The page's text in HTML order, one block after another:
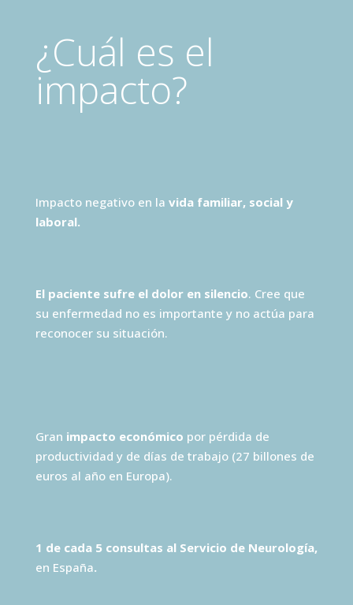
¿Cuál es el
impacto?
Impacto negativo en la vida familiar, social y
laboral.
El paciente sufre el dolor en silencio. Cree que
su enfermedad no es importante y no actúa para
reconocer su situación.
Gran impacto económico por pérdida de
productividad y de días de trabajo (27 billones de
euros al año en Europa).
1 de cada 5 consultas al Servicio de Neurología,
en España.